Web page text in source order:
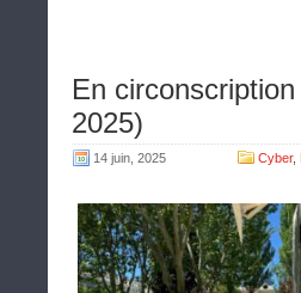
En
2025)
14 juin, 2025 Cyber,